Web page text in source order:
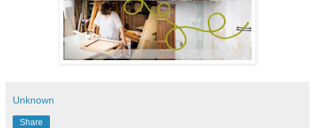
Unknown
Share